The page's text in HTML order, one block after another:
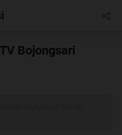
Masuk
Bojongsari